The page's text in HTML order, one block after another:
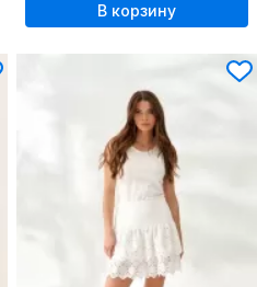
В корзину